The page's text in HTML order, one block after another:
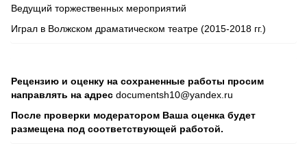
Ведущий торжественных мероприятий
Играл в Волжском драматическом театре (2015-2018 гг.)
Рецензию и оценку на сохраненные работы просим
направлять на адрес documentsh10@yandex.ru
После проверки модератором Ваша оценка будет
размещена под соответствующей работой.